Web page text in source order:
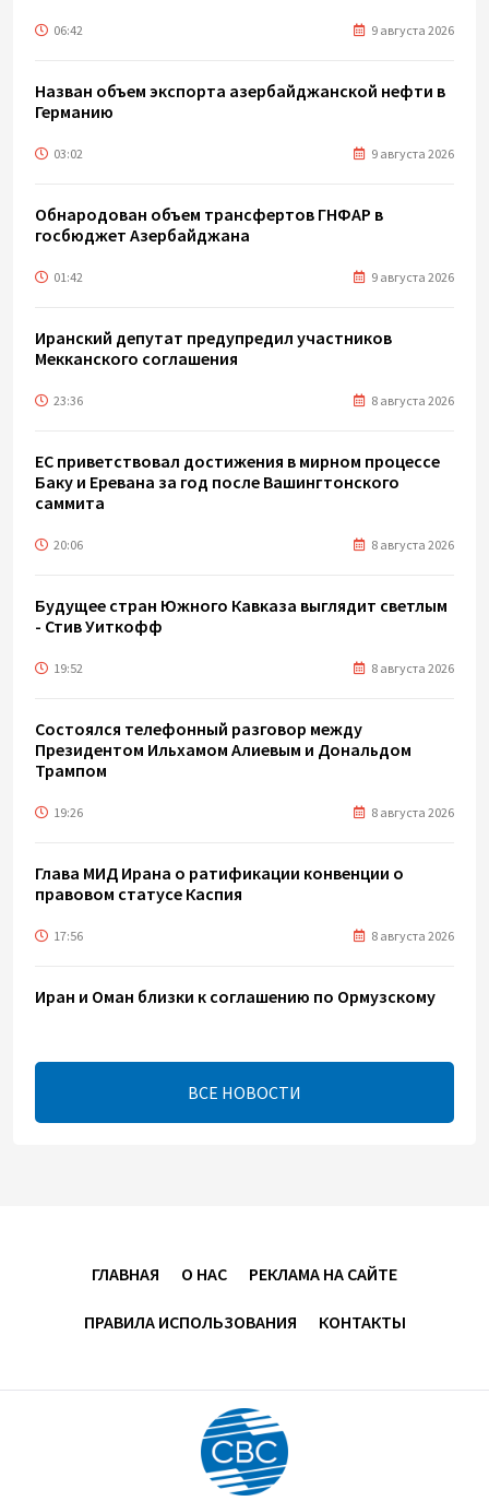
06:42 9 августа 2026
Назван объем экспорта азербайджанской нефти в
Германию
03:02 9 августа 2026
Обнародован объем трансфертов ГНФАР в
госбюджет Азербайджана
01:42 9 августа 2026
Иранский депутат предупредил участников
Мекканского соглашения
23:36 8 августа 2026
ЕС приветствовал достижения в мирном процессе
Баку и Еревана за год после Вашингтонского
саммита
20:06 8 августа 2026
Будущее стран Южного Кавказа выглядит светлым
- Стив Уиткофф
19:52 8 августа 2026
Состоялся телефонный разговор между
Президентом Ильхамом Алиевым и Дональдом
Трампом
19:26 8 августа 2026
Глава МИД Ирана о ратификации конвенции о
правовом статусе Каспия
17:56 8 августа 2026
Иран и Оман близки к соглашению по Ормузскому
17:46 8 августа 2026
Телефонный разговор лидеров - показатель
Хикмет Гаджиев поделился публикацией в связи с
годовщиной Вашингтонского саммита (ВИДЕО)
8 августа 2026
В минобороны Азербайджана прошло собрание
военных атташе в зарубежных странах (ФОТО)
ВСЕ НОВОСТИ
ГЛАВНАЯ О НАС РЕКЛАМА НА САЙТЕ
ПРАВИЛА ИСПОЛЬЗОВАНИЯ КОНТАКТЫ